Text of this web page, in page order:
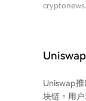
程基础设施中。 简而言之，此次合作推出了一款以USDC为底
Uniswap
块链。用户现